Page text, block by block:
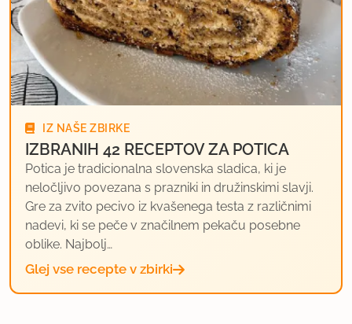
IZ NAŠE ZBIRKE
IZBRANIH 42 RECEPTOV ZA POTICA
Potica je tradicionalna slovenska sladica, ki je
neločljivo povezana s prazniki in družinskimi slavji.
Gre za zvito pecivo iz kvašenega testa z različnimi
nadevi, ki se peče v značilnem pekaču posebne
oblike. Najbolj…
Glej vse recepte v zbirki